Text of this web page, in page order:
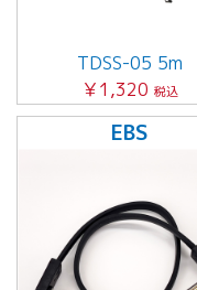
TDSS-05 5m
￥1,320 税込
EBS